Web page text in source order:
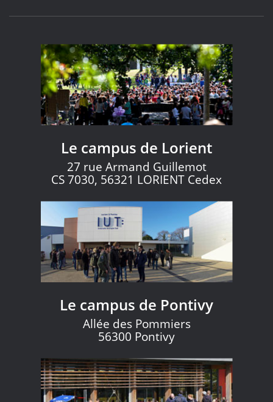
Le campus de Lorient
27 rue Armand Guillemot
CS 7030, 56321 LORIENT Cedex
Le campus de Pontivy
Allée des Pommiers
56300 Pontivy